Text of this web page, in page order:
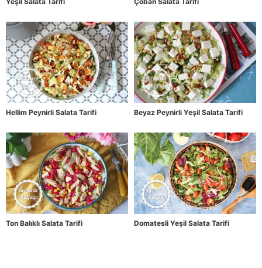
Hellim Peynirli Salata Tarifi Beyaz Peynirli Yeşil Salata Tarifi
Ton Balıklı Salata Tarifi Domatesli Yeşil Salata Tarifi